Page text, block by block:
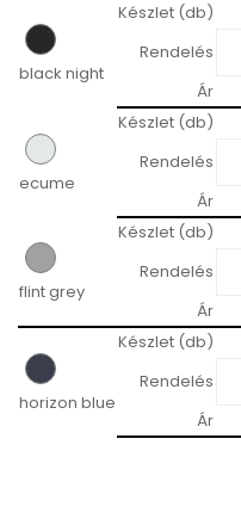
black night
Készlet (db)
Rendelés
Ár
ecume
Készlet (db)
Rendelés
Ár
flint grey
Készlet (db)
Rendelés
Ár
horizon blue
Készlet (db)
Rendelés
Ár